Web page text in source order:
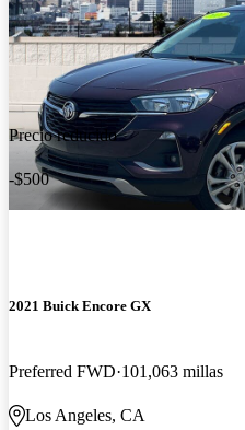
Precio reducido
-$500
2021 Buick Encore GX
Preferred FWD 101,063 millas
Los Angeles, CA